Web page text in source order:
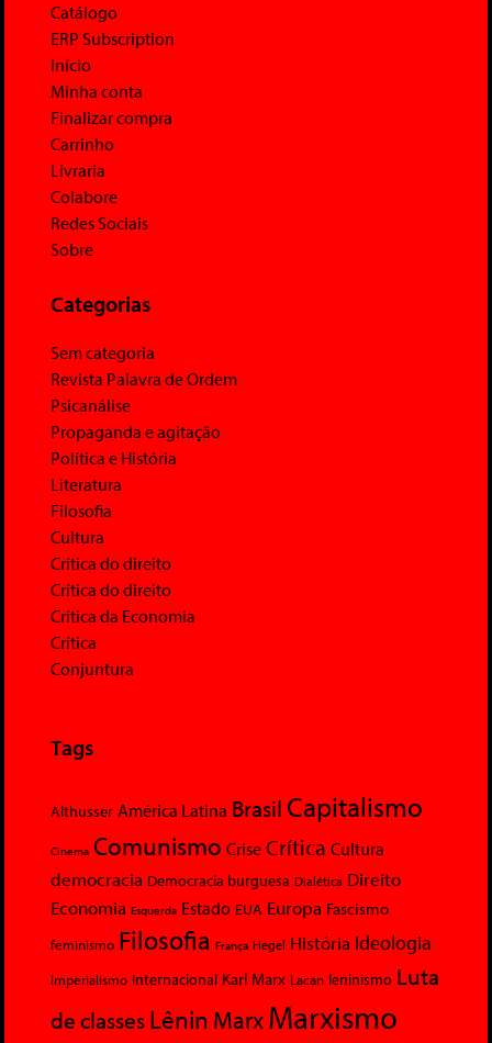
Catálogo
ERP Subscription
Início
Minha conta
Finalizar compra
Carrinho
Livraria
Colabore
Redes Sociais
Sobre
Categorias
Sem categoria
Revista Palavra de Ordem
Psicanálise
Propaganda e agitação
Política e História
Literatura
Filosofia
Cultura
Crítica do direito
Crítica do direito
Crítica da Economia
Crítica
Conjuntura
Tags
Althusser América Latina Brasil Capitalismo
Cinema Comunismo Crise Crítica Cultura
democracia Democracia burguesa Dialética Direito
Economia Esquerda Estado EUA Europa Fascismo
feminismo Filosofia França Hegel História Ideologia
Imperialismo Internacional Karl Marx Lacan leninismo Luta
de classesLênin MarxMarxismo